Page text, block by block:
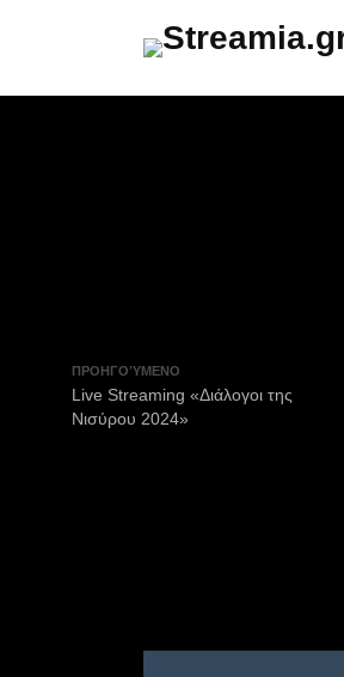
ΠΡΟΗΓΟΎΜΕΝΟ
Live Streaming «Διάλογοι της
Νισύρου 2024»